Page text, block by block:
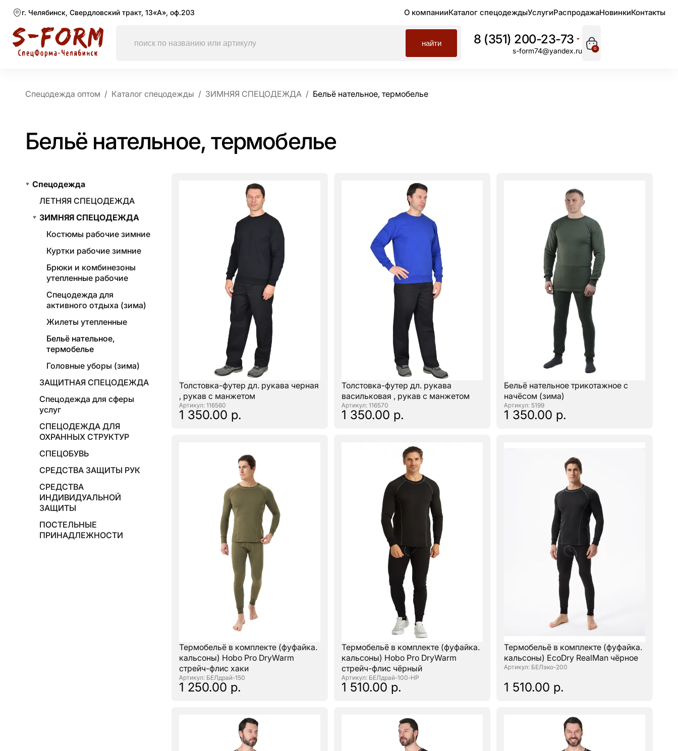
г. Челябинск, Свердловский тракт, 13«А», оф.203 О компанииКаталог спецодеждыУслугиРаспродажаНовинкиКонтакты
найти 8 (351) 200-23-73
s-form74@yandex.ru 0
Спецодежда оптом Каталог спецодежды ЗИМНЯЯ СПЕЦОДЕЖДА Бельё нательное, термобелье
Бельё нательное, термобелье
Спецодежда
ЛЕТНЯЯ СПЕЦОДЕЖДА
ЗИМНЯЯ СПЕЦОДЕЖДА
Костюмы рабочие зимние
Куртки рабочие зимние
Брюки и комбинезоны
утепленные рабочие
Спецодежда для
активного отдыха (зима)
Жилеты утепленные
Бельё нательное,
термобелье
Головные уборы (зима)
ЗАЩИТНАЯ СПЕЦОДЕЖДА
Спецодежда для сферы
услуг
СПЕЦОДЕЖДА ДЛЯ
ОХРАННЫХ СТРУКТУР
СПЕЦОБУВЬ
СРЕДСТВА ЗАЩИТЫ РУК
СРЕДСТВА
ИНДИВИДУАЛЬНОЙ
ЗАЩИТЫ
ПОСТЕЛЬНЫЕ
ПРИНАДЛЕЖНОСТИ
Толстовка-футер дл. рукава черная
, рукав с манжетом
: 116560
1 350.00 р.
Толстовка-футер дл. рукава
васильковая , рукав с манжетом
: 116570
1 350.00 р.
Бельё нательное трикотажное с
начёсом (зима)
: 5199
1 350.00 р.
Термобельё в комплекте (фуфайка.
кальсоны) Hobo Pro DryWarm
стрейч-флис хаки
: БЕЛдрай-150
1 250.00 р.
Термобельё в комплекте (фуфайка.
кальсоны) Hobo Pro DryWarm
стрейч-флис чёрный
: БЕЛдрай-100-HP
1 510.00 р.
Термобельё в комплекте (фуфайка.
кальсоны) EcoDry RealMan чёрное
: БЕЛэко-200
1 510.00 р.